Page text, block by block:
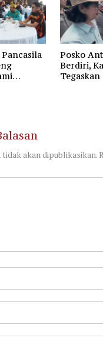
Posko
Berdiri,
Tegaskan
akan dipublikasikan.